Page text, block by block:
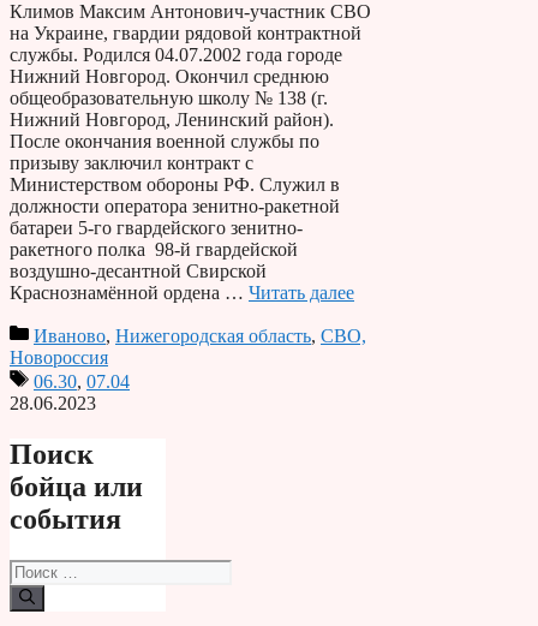
Климов Максим Антонович-участник СВО
на Украине, гвардии рядовой контрактной
службы. Родился 04.07.2002 года городе
Нижний Новгород. Окончил среднюю
общеобразовательную школу № 138 (г.
Нижний Новгород, Ленинский район).
После окончания военной службы по
призыву заключил контракт с
Министерством обороны РФ. Служил в
должности оператора зенитно-ракетной
батареи 5-го гвардейского зенитно-
ракетного полка 98-й гвардейской
воздушно-десантной Свирской
Краснознамённой ордена … Читать далее
Иваново, Нижегородская область, СВО,
Новороссия
06.30, 07.04
28.06.2023
Поиск
бойца или
события
Поиск: